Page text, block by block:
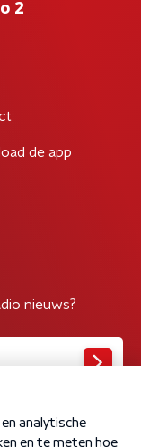
2
de app
nieuws?